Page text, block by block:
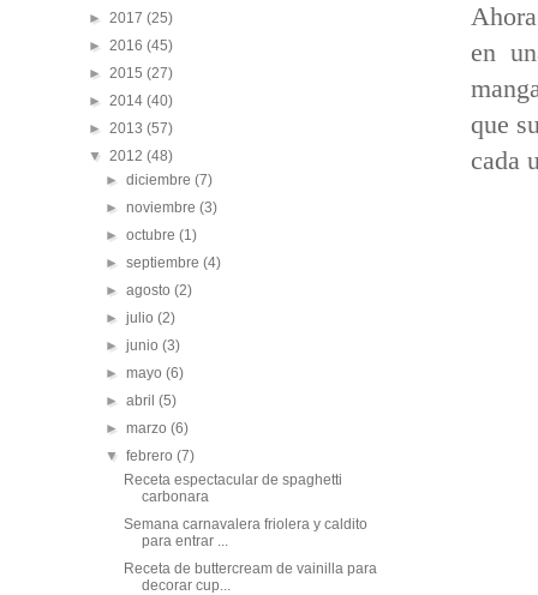
en
que
cada
► 2017 (25)
► 2016 (45)
► 2015 (27)
► 2014 (40)
► 2013 (57)
▼ 2012 (48)
►diciembre(7)
►noviembre(3)
►octubre(1)
►septiembre(4)
►agosto(2)
►julio(2)
►junio(3)
►mayo(6)
►abril(5)
►marzo(6)
▼febrero(7)
Receta espectacular de spaghetti
carbonara
Semana carnavalera friolera y caldito
para entrar ...
Receta de buttercream de vainilla para
decorar cup...